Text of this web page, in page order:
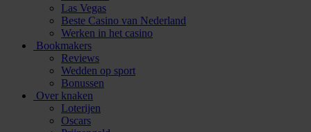
Las Vegas
Beste Casino van Nederland
Werken in het casino
Bookmakers
Reviews
Wedden op sport
Bonussen
Over knaken
Loterijen
Oscars